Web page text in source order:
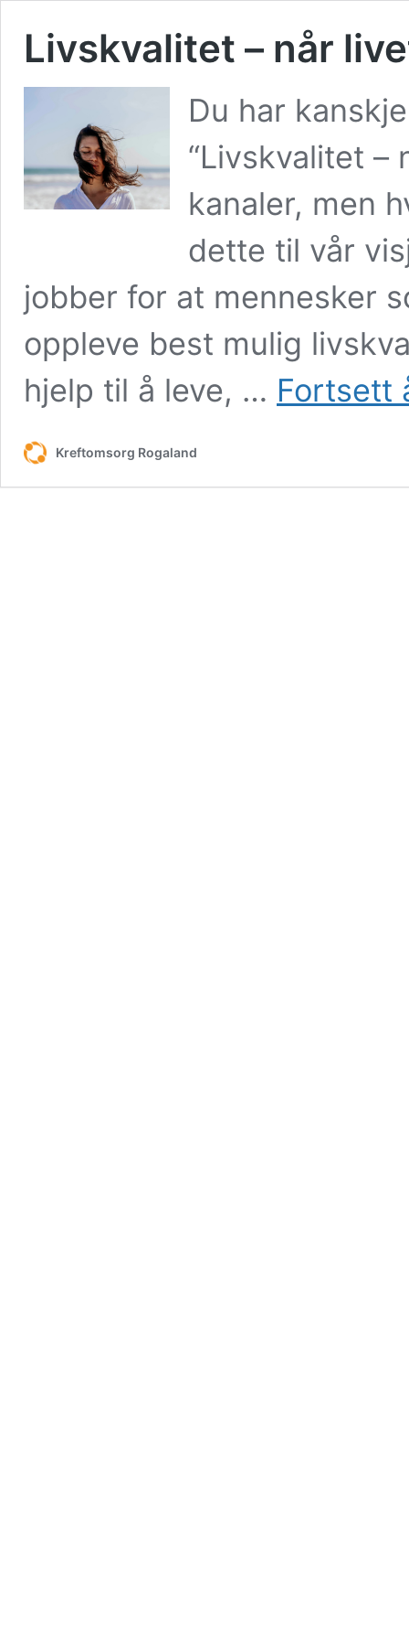
Livskvalitet – når
Du har
“Livskvalitet –
kanaler, men
dette til vår
jobber for at mennesker
oppleve best mulig
hjelp til å leve, … Fortsett
Kreftomsorg Rogaland